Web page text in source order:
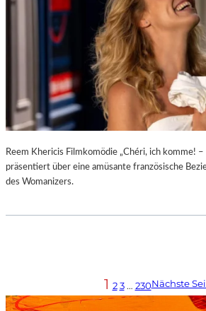
Reem Khericis Filmkomödie „Chéri, ich komme!
präsentiert über eine amüsante französische
des Womanizers.
1 2 3 … 230Nächste